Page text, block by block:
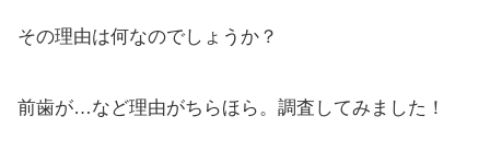
その理由は何なのでしょうか？
前歯が…など理由がちらほら。調査してみました！